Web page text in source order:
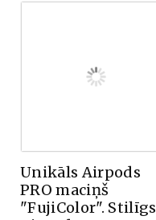
Unikāls Airpods
PRO maciņš
"FujiColor". Stilīgs